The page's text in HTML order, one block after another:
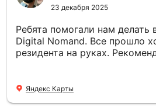
23 декабря 2025
Ребята помогали нам делать
Digital Nomand. Все прошло
резидента на руках.
Яндекс Карты